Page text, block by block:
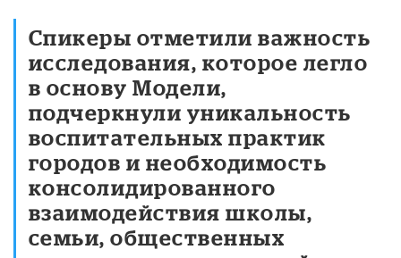
Спикеры отметили важность
исследования, которое легло
в основу Модели,
подчеркнули уникальность
воспитательных практик
городов и необходимость
консолидированного
взаимодействия школы,
семьи, общественных